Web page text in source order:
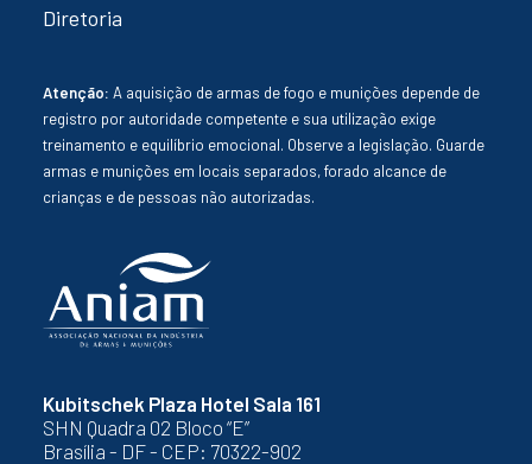
Kubitschek Plaza Hotel Sala 161
SHN Quadra 02 Bloco “E”
Brasília - DF - CEP: 70322-902
Diretoria
Atenção: A aquisição de armas de fogo e munições depende de
registro por autoridade competente e sua utilização exige
treinamento e equilíbrio emocional. Observe a legislação. Guarde
armas e munições em locais separados, forado alcance de
crianças e de pessoas não autorizadas.